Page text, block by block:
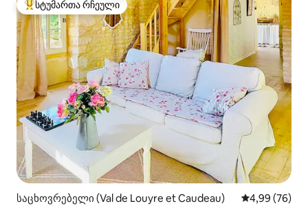
სტუმართა რჩეული მოწინავე ვარიანტი
სტუმართა რჩეული
საცხოვრებელი (Val de Louyre et Caudeau) საშუალო
4,99 (76)